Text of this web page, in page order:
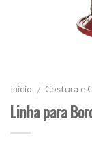
Início / Costura e
Linha para